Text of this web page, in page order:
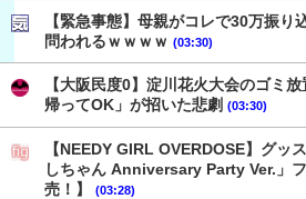
【緊急事態】母親がコレで30万振り
問われるｗｗｗｗ (03:30)
【大阪民度0】淀川花火大会のゴミ
帰ってOK」が招いた悲劇 (03:30)
【NEEDY GIRL OVERDOSE】グッ
しちゃん Anniversary Party Ver.」
売！】
(03:28)